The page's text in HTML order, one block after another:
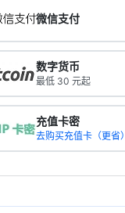
微信支付
数字货币
最低 30 元起
充值卡密
去购买充值卡（更省）